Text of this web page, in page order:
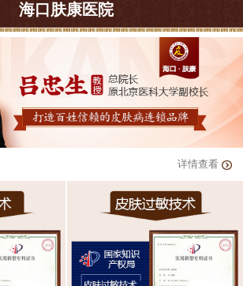
海口肤康医院
详情查看